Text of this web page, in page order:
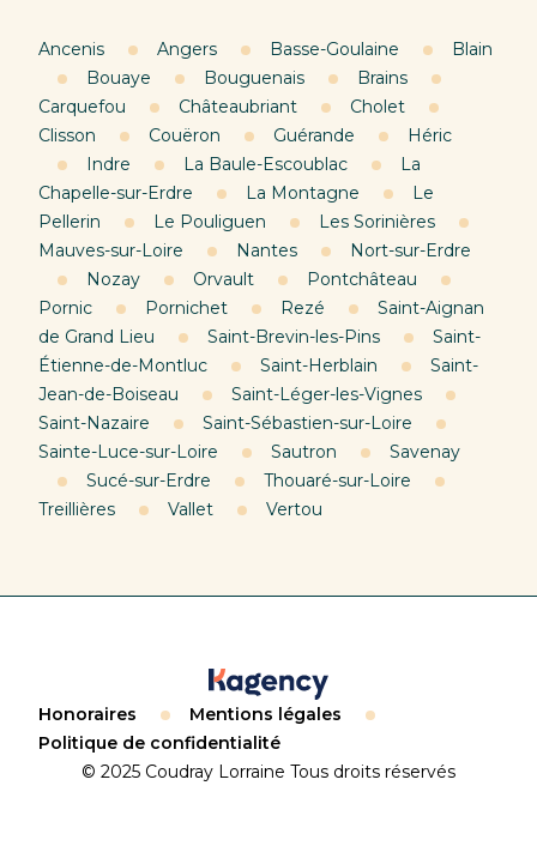
Ancenis Angers Basse-Goulaine
Blain
Bouaye
Bouguenais
Brains
Carquefou
Châteaubriant
Cholet
Clisson
Couëron Guérande
Héric
Indre
La Baule-Escoublac
La
Chapelle-sur-Erdre
La Montagne
Le
Pellerin
Le Pouliguen
Les Sorinières
Mauves-sur-Loire
Nantes
Nort-sur-Erdre
Nozay
Orvault
Pontchâteau
Pornic
Pornichet Rezé
Saint-Aignan
de Grand Lieu
Saint-Brevin-les-Pins
Saint-
Étienne-de-Montluc
Saint-Herblain
Saint-
Jean-de-Boiseau
Saint-Léger-les-Vignes
Saint-Nazaire
Saint-Sébastien-sur-Loire
Sainte-Luce-sur-Loire
Sautron
Savenay
Sucé-sur-Erdre
Thouaré-sur-Loire
Treillières
Vallet Vertou
© 2025 Coudray Lorraine Tous droits réservés
Honoraires
Mentions légales
Politique de confidentialité